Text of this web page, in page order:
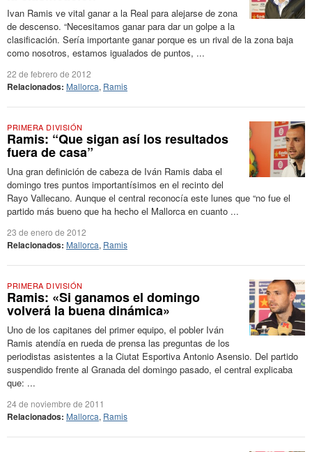
Ivan Ramis ve vital ganar a la Real para alejarse de zona
de descenso. “Necesitamos ganar para dar un golpe a la
clasificación. Sería importante ganar porque es un rival de la zona baja
como nosotros, estamos igualados de puntos, ...
22 de febrero de 2012
Relacionados: Mallorca, Ramis
PRIMERA DIVISIÓN
Ramis: “Que sigan así los resultados
fuera de casa”
Una gran definición de cabeza de Iván Ramis daba el
domingo tres puntos importantísimos en el recinto del
Rayo Vallecano. Aunque el central reconocía este lunes que “no fue el
partido más bueno que ha hecho el Mallorca en cuanto ...
23 de enero de 2012
Relacionados: Mallorca, Ramis
PRIMERA DIVISIÓN
Ramis: «Si ganamos el domingo
volverá la buena dinámica»
Uno de los capitanes del primer equipo, el pobler Iván
Ramis atendía en rueda de prensa las preguntas de los
periodistas asistentes a la Ciutat Esportiva Antonio Asensio. Del partido
suspendido frente al Granada del domingo pasado, el central explicaba
que: ...
24 de noviembre de 2011
Relacionados: Mallorca, Ramis